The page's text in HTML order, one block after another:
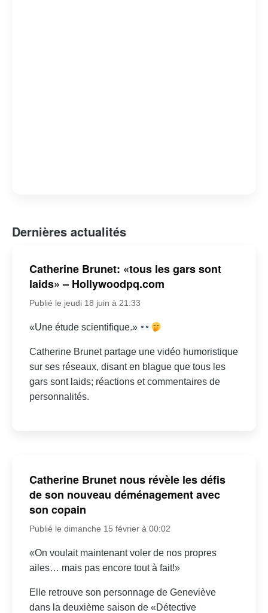
Dernières actualités
Catherine Brunet: «tous les gars sont
laids» – Hollywoodpq.com
Publié le jeudi 18 juin à 21:33
«Une étude scientifique.»
Catherine Brunet partage une vidéo humoristique
sur ses réseaux, disant en blague que tous les
gars sont laids; réactions et commentaires de
personnalités.
Catherine Brunet nous révèle les défis
de son nouveau déménagement avec
son copain
Publié le dimanche 15 février à 00:02
«On voulait maintenant voler de nos propres
ailes… mais pas encore tout à fait!»
Elle retrouve son personnage de Geneviève
dans la deuxième saison de «Détective